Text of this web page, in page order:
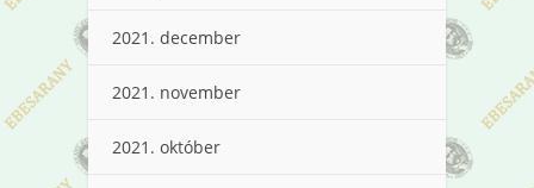
2021. december
2021. november
2021. október